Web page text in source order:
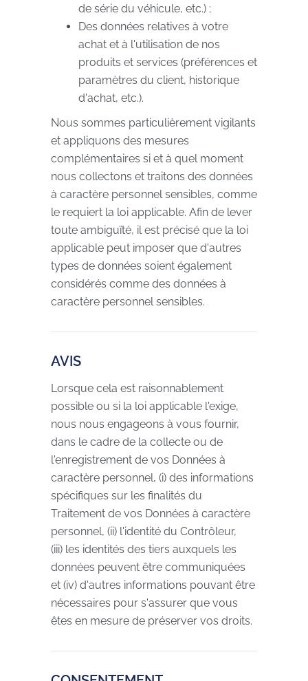
de série du véhicule, etc.) ;
Des données relatives à votre
achat et à l'utilisation de nos
produits et services (préférences et
paramètres du client, historique
d'achat, etc.).
Nous sommes particulièrement vigilants
et appliquons des mesures
complémentaires si et à quel moment
nous collectons et traitons des données
à caractère personnel sensibles, comme
le requiert la loi applicable. Afin de lever
toute ambiguïté, il est précisé que la loi
applicable peut imposer que d'autres
types de données soient également
considérés comme des données à
caractère personnel sensibles.
AVIS
Lorsque cela est raisonnablement
possible ou si la loi applicable l'exige,
nous nous engageons à vous fournir,
dans le cadre de la collecte ou de
l'enregistrement de vos Données à
caractère personnel, (i) des informations
spécifiques sur les finalités du
Traitement de vos Données à caractère
personnel, (ii) l'identité du Contrôleur,
(iii) les identités des tiers auxquels les
données peuvent être communiquées
et (iv) d'autres informations pouvant être
nécessaires pour s'assurer que vous
êtes en mesure de préserver vos droits.